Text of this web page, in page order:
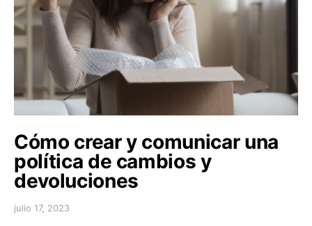
Cómo crear y comunicar una
política de cambios y
devoluciones
julio 17, 2023